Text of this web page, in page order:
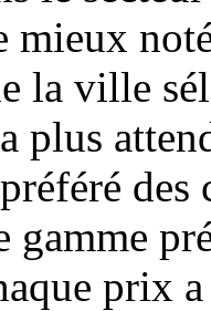
mieux
la ville
plus
gamme
prix